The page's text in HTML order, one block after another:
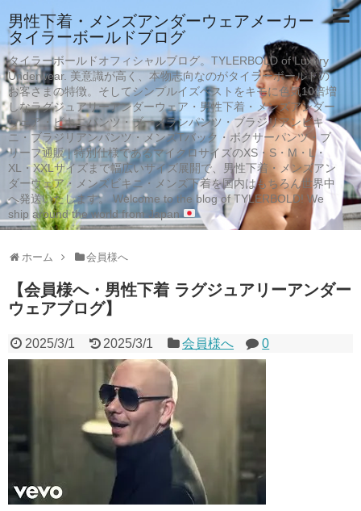
男性下着・メンズアンダーウェアメーカー
タイラーボールドブログ
タイラーボールドオフィシャルブログ。TYLERBOLD of Luxury
Underwear. 美意識が高く、本物志向なのがタイラーボールドの
お客さまの特徴。そしてシンプルイズベストをキモに色気10倍増
しなラグジュアリーアンダーウェア・男性下着・メンズアンダー
ウェア・ビキニパンツ・ブーメランパンツ・ブラジリアンビキ
ニ・ブラジリアンパンツ・メンズTバック・ボクサーパンツ・ブ
リーフ通販 | 特別仕様であるマイクロサイズのXS・S・M・L・
XL・XXLサイズまで幅広いサイズ展開で、男性下着・メンズアン
ダーウェア・メンズビキニ・メンズ下着を国内はもちろん世界中
へ発送いたします。 Welcome to the blog of TYLERBOLD! We
ship around the world from Japan
ホーム 会員様へ
【会員様へ・男性下着 ラグジュアリーアンダー
ウェアブログ】
2025/3/1 2025/3/1 会員様へ 0